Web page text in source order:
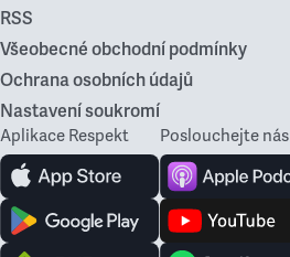
RSS
Všeobecné obchodní podmínky
Ochrana osobních údajů
Nastavení soukromí
Aplikace Respekt Poslouchejte nás